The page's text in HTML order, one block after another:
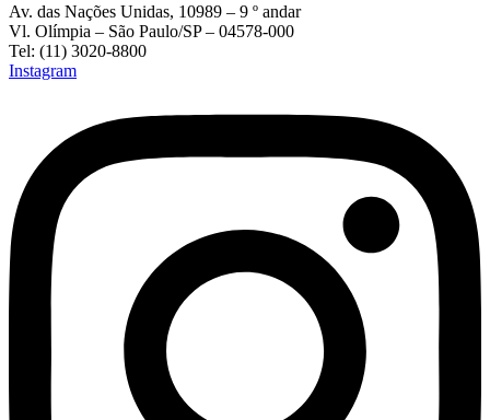
Av. das Nações Unidas, 10989 – 9 º andar
Vl. Olímpia – São Paulo/SP – 04578-000
Tel: (11) 3020-8800
Instagram